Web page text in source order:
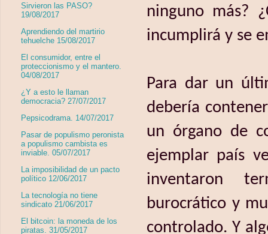
ninguno más?
incumplirá y se
Para dar un
debería
un órgano de
ejemplar país
inventaron
burocrático y
controlado. Y
Sirvieron las PASO?
19/08/2017
Aprendiendo del martirio
tehuelche 15/08/2017
El consumidor, entre el
proteccionismo y el mantero.
04/08/2017
¿Y a esto le llaman
democracia? 27/07/2017
Pepsicodrama. 14/07/2017
Pasar de populismo peronista
a populismo cambista es
inviable. 05/07/2017
La imposibilidad de un pacto
político 12/06/2017
La tecnología no tiene
sindicato 21/06/2017
El bitcoin: la moneda de los
piratas. 31/05/2017